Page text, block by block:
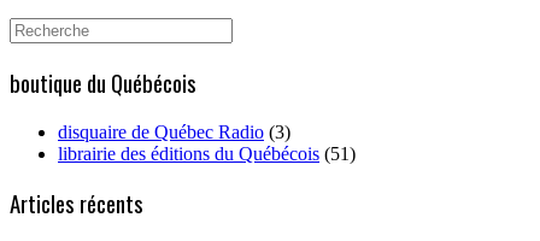
Search
for:
boutique du Québécois
disquaire de Québec Radio (3)
librairie des éditions du Québécois (51)
Articles récents